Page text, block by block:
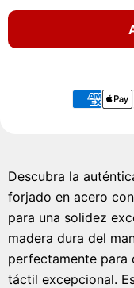
Descubra la
forjado en acero
para una solidez
madera dura del
perfectamente para
táctil excepcional.